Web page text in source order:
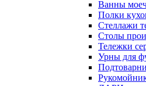
Ванны
Полки
Стеллажи
Столы
Тележки
Урны для